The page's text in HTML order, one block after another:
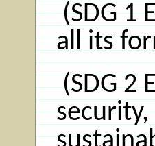
(SDG 1
all its
(SDG 2